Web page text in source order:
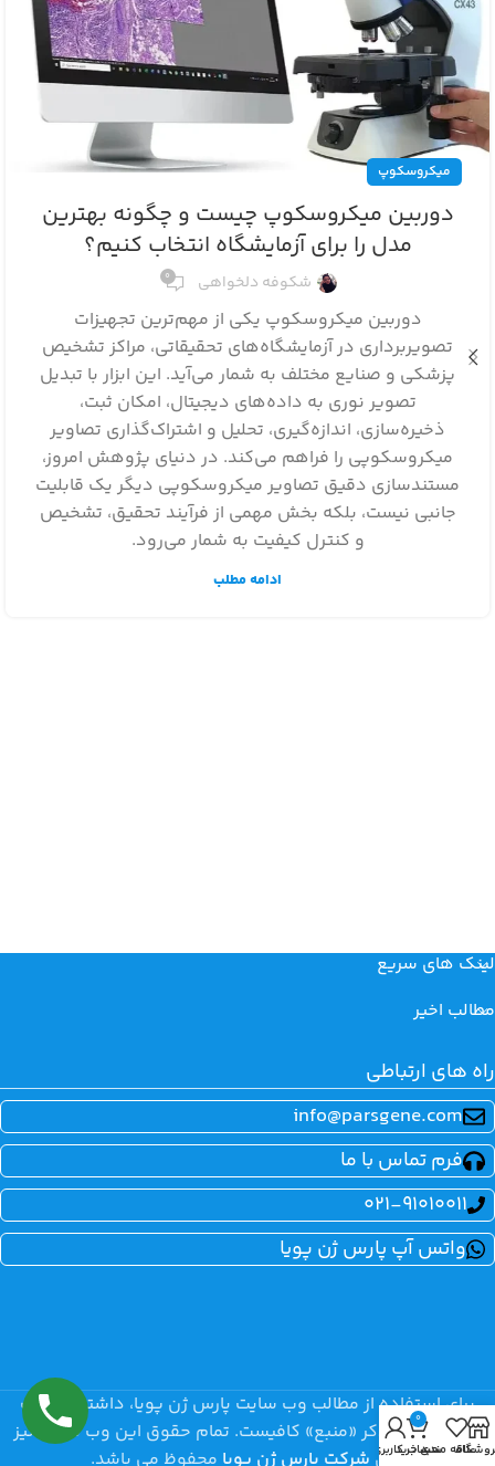
میکروسکوپ
دوربین میکروسکوپ چیست و چگونه بهترین
مدل را برای آزمایشگاه انتخاب کنیم؟
شکوفه دلخواهی 0
دوربین میکروسکوپ یکی از مهم‌ترین تجهیزات
تصویربرداری در آزمایشگاه‌های تحقیقاتی، مراکز تشخیص
پزشکی و صنایع مختلف به شمار می‌آید. این ابزار با تبدیل
تصویر نوری به داده‌های دیجیتال، امکان ثبت،
ذخیره‌سازی، اندازه‌گیری، تحلیل و اشتراک‌گذاری تصاویر
میکروسکوپی را فراهم می‌کند. در دنیای پژوهش امروز،
مستندسازی دقیق تصاویر میکروسکوپی دیگر یک قابلیت
جانبی نیست، بلکه بخش مهمی از فرآیند تحقیق، تشخیص
و کنترل کیفیت به شمار می‌رود.
ادامه مطلب
لینک های سریع
مطالب اخیر
راه های ارتباطی
info@parsgene.com
فرم تماس با ما
021-91010011
واتس آپ پارس ژن پویا
برای استفاده از مطالب وب سایت پارس ژن پویا، داشتن «هدف
غیرتجاری» و ذکر «منبع» کافیست. تمام حقوق اين وب سايت نیز
برای شرکت پارس ژن پویا محفوظ می باشد. علاقه مندی
0
سبد خرید
حساب کاربری من